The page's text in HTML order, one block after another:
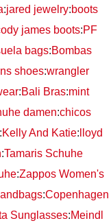
:jared jewelry:boots
james boots:PF
bags:Bombas
shoes:wrangler
:Bali Bras:mint
damen:chicos
:Kelly And Katie: lloyd
:Tamaris Schuhe
:Zappos Women's
:Copenhagen
Sunglasses:Meindl